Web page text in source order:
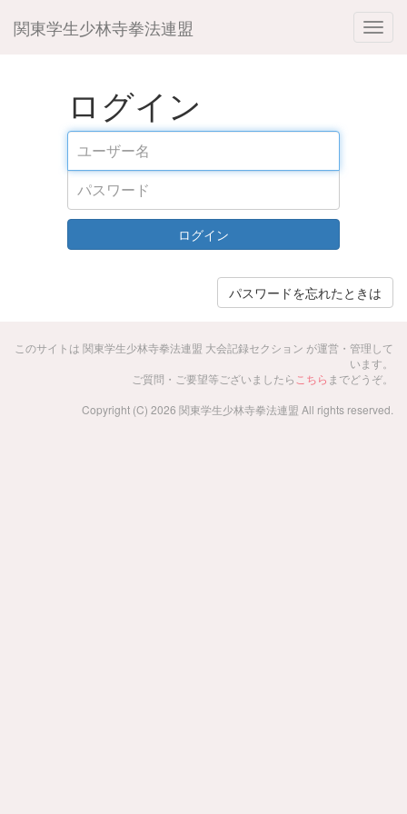
関東学生少林寺拳法連盟
ログイン
ログイン
パスワードを忘れたときは
このサイトは 関東学生少林寺拳法連盟 大会記録セクション が運営・管理して
います。
ご質問・ご要望等ございましたら こちら までどうぞ。
Copyright (C) 2026 関東学生少林寺拳法連盟 All rights reserved.